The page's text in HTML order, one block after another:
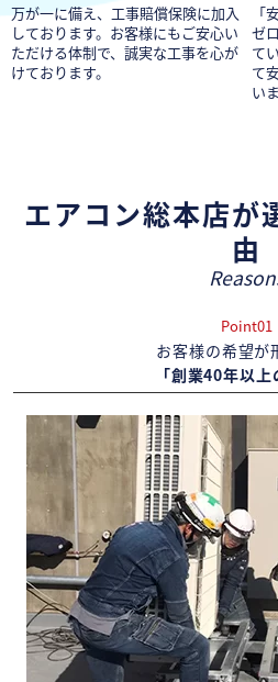
万が一に備え、工事賠償保険に加入
しております。お客様にもご安心い
ただける体制で、誠実な工事を心が
けております。
「
ゼ
て
て
い
エアコン総本店が
由
Point01
お客様の希望が
「創業40年以上